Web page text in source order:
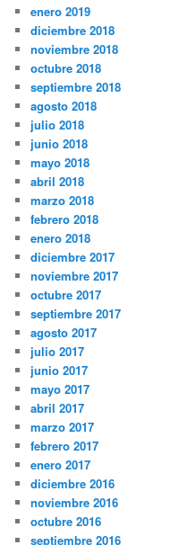
enero 2019
diciembre 2018
noviembre 2018
octubre 2018
septiembre 2018
agosto 2018
julio 2018
junio 2018
mayo 2018
abril 2018
marzo 2018
febrero 2018
enero 2018
diciembre 2017
noviembre 2017
octubre 2017
septiembre 2017
agosto 2017
julio 2017
junio 2017
mayo 2017
abril 2017
marzo 2017
febrero 2017
enero 2017
diciembre 2016
noviembre 2016
octubre 2016
septiembre 2016